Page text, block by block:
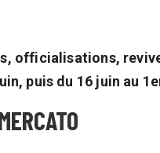
officialisations,
puis du 16 juin au